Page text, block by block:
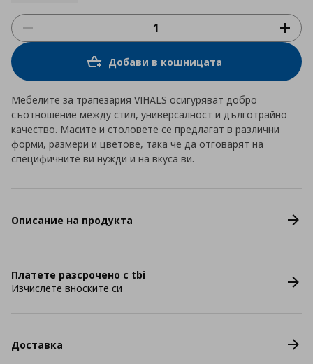
Добави в кошницата
Мебелите за трапезария VIHALS осигуряват добро
съотношение между стил, универсалност и дълготрайно
качество. Масите и столовете се предлагат в различни
форми, размери и цветове, така че да отговарят на
специфичните ви нужди и на вкуса ви.
Описание на продукта
Платете разсрочено с tbi
Изчислете вноските си
Доставка